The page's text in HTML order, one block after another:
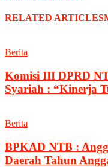
RELATED ARTICLES
Berita
Komisi III DPRD
Syariah : “Kinerja
Berita
BPKAD NTB :
Daerah Tahun